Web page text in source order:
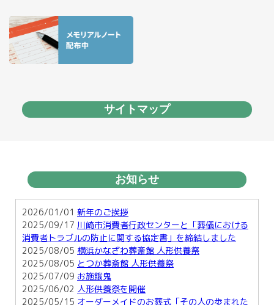
サイトマップ
お知らせ
2026/01/01 新年のご挨拶
2025/09/17 川崎市消費者行政センターと「葬儀における
消費者トラブルの防止に関する協定書」を締結しました
2025/08/05 横浜かなざわ葬斎館 人形供養祭
2025/08/05 とつか葬斎館 人形供養祭
2025/07/09 お施餓鬼
2025/06/02 人形供養祭を開催
2025/05/15 オーダーメイドのお葬式「その人の歩まれた